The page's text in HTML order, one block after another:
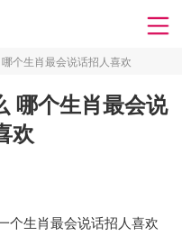
个生肖最会说话招人喜欢
哪个生肖最会说
欢
个生肖最会说话招人喜欢